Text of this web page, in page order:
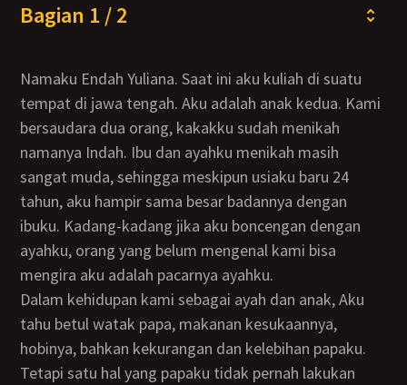
Bagian 1 / 2
Namaku Endah Yuliana. Saat ini aku kuliah di suatu
tempat di jawa tengah. Aku adalah anak kedua. Kami
bersaudara dua orang, kakakku sudah menikah
namanya Indah. Ibu dan ayahku menikah masih
sangat muda, sehingga meskipun usiaku baru 24
tahun, aku hampir sama besar badannya dengan
ibuku. Kadang-kadang jika aku boncengan dengan
ayahku, orang yang belum mengenal kami bisa
mengira aku adalah pacarnya ayahku.
Dalam kehidupan kami sebagai ayah dan anak, Aku
tahu betul watak papa, makanan kesukaannya,
hobinya, bahkan kekurangan dan kelebihan papaku.
Tetapi satu hal yang papaku tidak pernah lakukan